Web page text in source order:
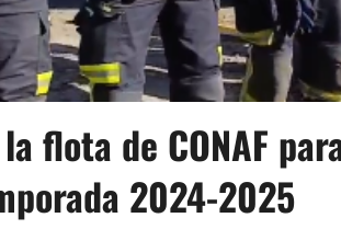
flota de CONAF
2024-2025